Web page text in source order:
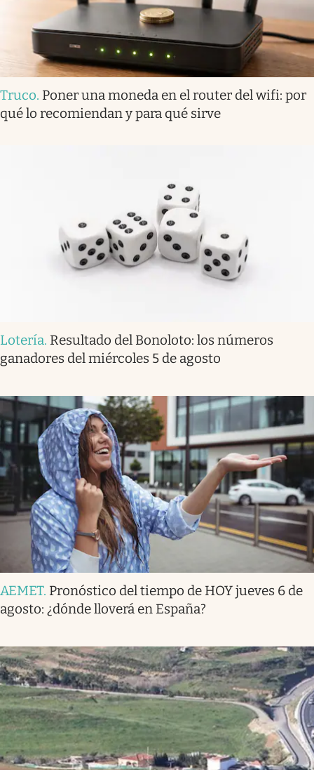
Truco. Poner una moneda en el router del wifi: por
qué lo recomiendan y para qué sirve
Lotería. Resultado del Bonoloto: los números
ganadores del miércoles 5 de agosto
AEMET. Pronóstico del tiempo de HOY jueves 6 de
agosto: ¿dónde lloverá en España?